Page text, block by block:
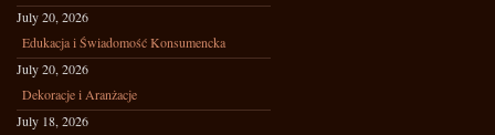
July 20, 2026
Edukacja i Świadomość Konsumencka
July 20, 2026
Dekoracje i Aranżacje
July 18, 2026